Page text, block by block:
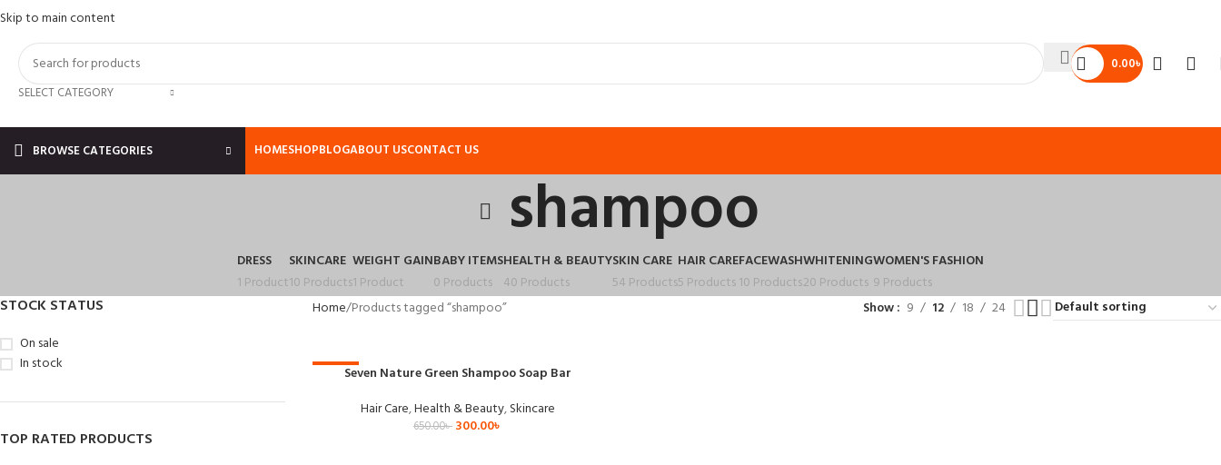
Skip to main content
SELECT CATEGORY
0.00৳
BROWSE CATEGORIES HOMESHOPBLOGABOUT USCONTACT US
shampoo
DRESS
1 Product
SKINCARE
10 Products
WEIGHT GAIN
1 Product
BABY ITEMS
0 Products
HEALTH & BEAUTY
40 Products
SKIN CARE
54 Products
HAIR CARE
5 Products
FACEWASH
10 Products
WHITENING
20 Products
WOMEN'S FASHION
9 Products
STOCK STATUS
On sale
In stock
TOP RATED PRODUCTS
Home Products tagged “shampoo” Show 9 12 18 24
-54%Seven Nature Green Shampoo Soap Bar
Hair Care,Health & Beauty,Skincare
650.00৳ 300.00৳